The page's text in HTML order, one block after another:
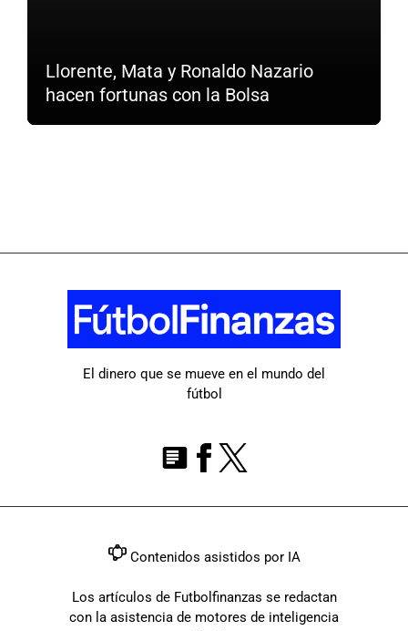
Llorente, Mata y Ronaldo Nazario
hacen fortunas con la Bolsa
El dinero que se mueve en el mundo del
fútbol
Contenidos asistidos por IA
Los artículos de Futbolfinanzas se redactan
con la asistencia de motores de inteligencia